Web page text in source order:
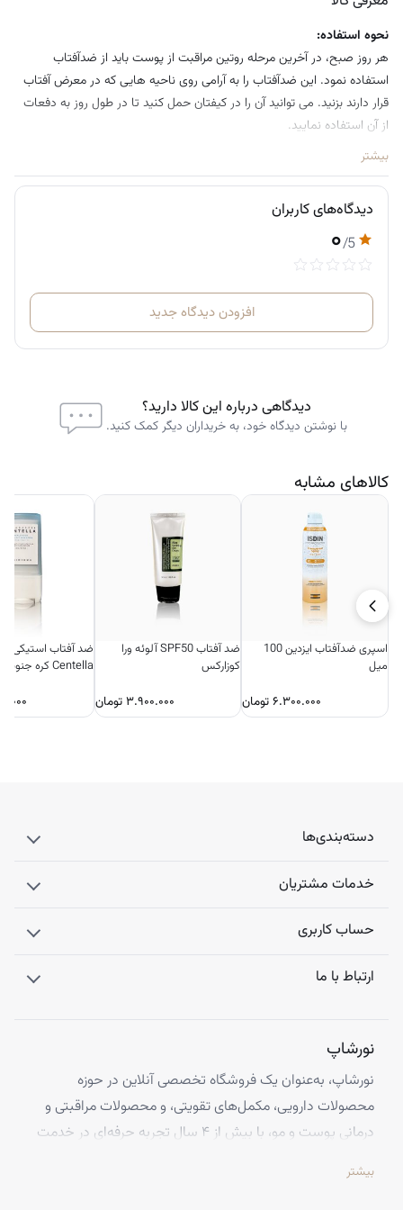
نحوه استفاده:
هر روز صبح، در آخرین مرحله روتین مراقبت از پوست باید از ضدآفتاب
استفاده نمود. این ضدآفتاب را به آرامی روی ناحیه هایی که در معرض آفتاب
قرار دارند بزنید. می توانید آن را در کیفتان حمل کنید تا در طول روز به دفعات
از آن استفاده نمایید.
بیشتر
دیدگاه‌های کاربران
۰/5
افزودن دیدگاه جدید
دیدگاهی درباره این کالا دارید؟
با نوشتن دیدگاه خود، به خریداران دیگر کمک کنید.
کالاهای مشابه
اسپری ضدآفتاب ایزدین 100
میل
۶.۳۰۰.۰۰۰ تومان
ضد آفتاب SPF50 آلوئه‌ ورا
کوزارکس
۳.۹۰۰.۰۰۰تومان
ضد آفتاب استیکی
Centella کره جنوبی
دسته‌بندی‌ها
خدمات مشتریان
حساب کاربری
ارتباط با ما
نورشاپ
نورشاپ، به‌عنوان یک فروشگاه تخصصی آنلاین در حوزه
محصولات دارویی، مکمل‌های تقویتی، و محصولات مراقبتی و
درمانی پوست و مو، با بیش از ۴ سال تجربه حرفه‌ای در خدمت
برندهای اروپایی تهیه کرده و اصالت کالاها را با ضمانت کامل
بیشتر